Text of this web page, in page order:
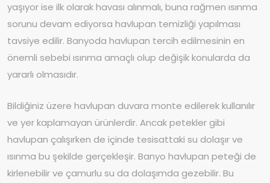
yaşıyor ise ilk olarak havası alınmalı, buna rağmen ısınma
sorunu devam ediyorsa havlupan temizliği yapılması
tavsiye edilir. Banyoda havlupan tercih edilmesinin en
önemli sebebi ısınma amaçlı olup değişik konularda da
yararlı olmasıdır.
Bildiğiniz üzere havlupan duvara monte edilerek kullanılır
ve yer kaplamayan ürünlerdir. Ancak petekler gibi
havlupan çalışırken de içinde tesisattaki su dolaşır ve
ısınma bu şekilde gerçekleşir. Banyo havlupan peteği de
kirlenebilir ve çamurlu su da dolaşımda gezebilir. Bu